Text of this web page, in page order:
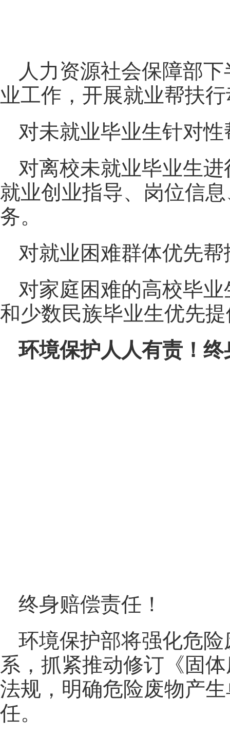
人力资源社会保障部
业工作，开展就业帮扶
对未就业毕业生针对性
对离校未就业毕业生
就业创业指导、岗位信
务。
对就业困难群体优先帮
对家庭困难的高校毕
和少数民族毕业生优先
环境保护人人有责！
终身赔偿责任！
环境保护部将强化危
系，抓紧推动修订《固
法规，明确危险废物产
任。